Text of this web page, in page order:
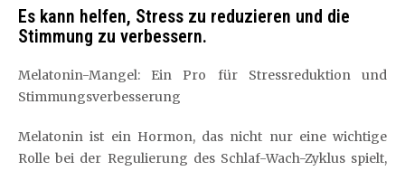
Es kann helfen, Stress zu reduzieren und die
Stimmung zu verbessern.
Melatonin-Mangel: Ein Pro für Stressreduktion und
Stimmungsverbesserung
Melatonin ist ein Hormon, das nicht nur eine wichtige
Rolle bei der Regulierung des Schlaf-Wach-Zyklus spielt,